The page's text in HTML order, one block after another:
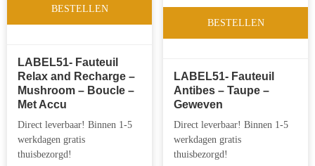
BESTELLEN
LABEL51- Fauteuil
Relax and Recharge –
Mushroom – Boucle –
Met Accu
Direct leverbaar! Binnen 1-5
werkdagen gratis
thuisbezorgd!
BESTELLEN
LABEL51- Fauteuil
Antibes – Taupe –
Geweven
Direct leverbaar! Binnen 1-5
werkdagen gratis
thuisbezorgd!